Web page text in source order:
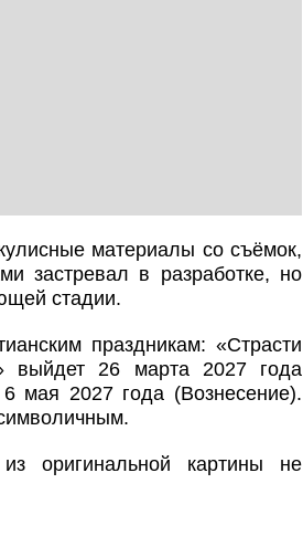
материалы со съёмок,
застревал в разработке, но
стадии.
праздникам: «Страсти
выйдет 26 марта 2027 года
мая 2027 года (Вознесение).
оригинальной картины не